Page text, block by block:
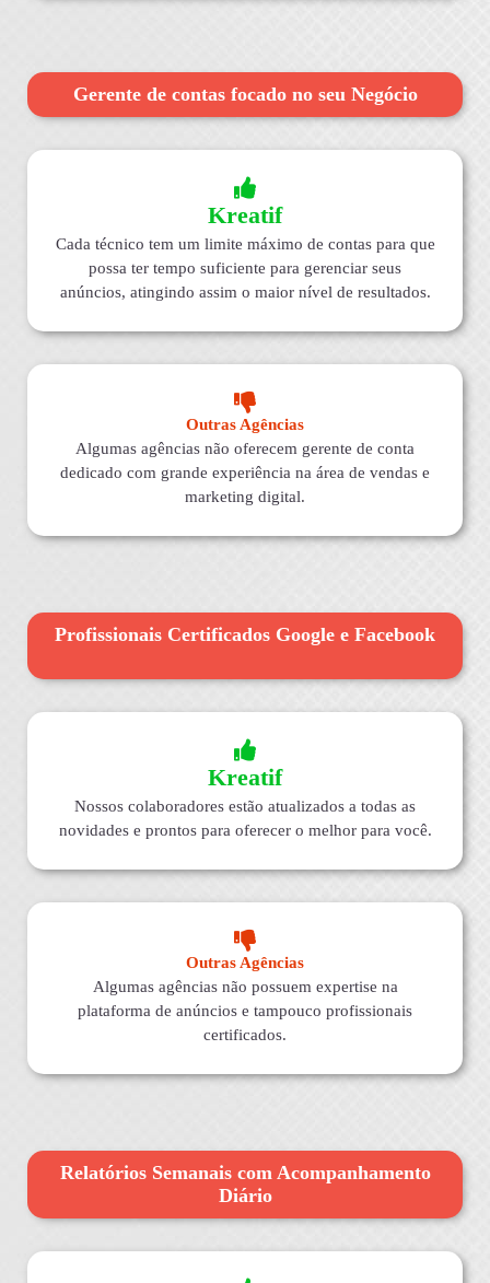
Gerente de contas focado no seu Negócio
Kreatif
Cada técnico tem um limite máximo de contas para que
possa ter tempo suficiente para gerenciar seus
anúncios, atingindo assim o maior nível de resultados.
Outras Agências
Algumas agências não oferecem gerente de conta
dedicado com grande experiência na área de vendas e
marketing digital.
Profissionais Certificados Google e Facebook
Kreatif
Nossos colaboradores estão atualizados a todas as
novidades e prontos para oferecer o melhor para você.
Outras Agências
Algumas agências não possuem expertise na
plataforma de anúncios e tampouco profissionais
certificados.
Relatórios Semanais com Acompanhamento
Diário